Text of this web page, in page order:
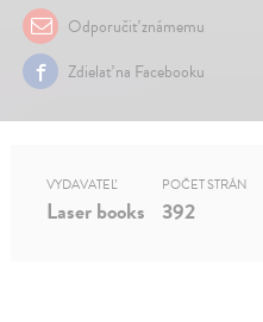
Odporučiť známemu
Zdielať na Facebooku
VYDAVATEĽ
Laser books
POČET STRÁN
392